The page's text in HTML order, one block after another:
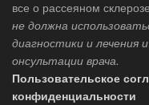
все о рассеяном
не должна
диагностики и
онсультации врача.
Пользовательское
конфиденциальности